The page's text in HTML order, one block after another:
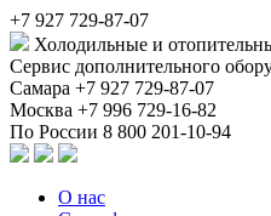
+7 927 729-87-07
Холодильные и
Сервис дополнительного
Самара +7 927 729-87-07
Москва +7 996 729-16-82
По России 8 800 201-10-94
О нас